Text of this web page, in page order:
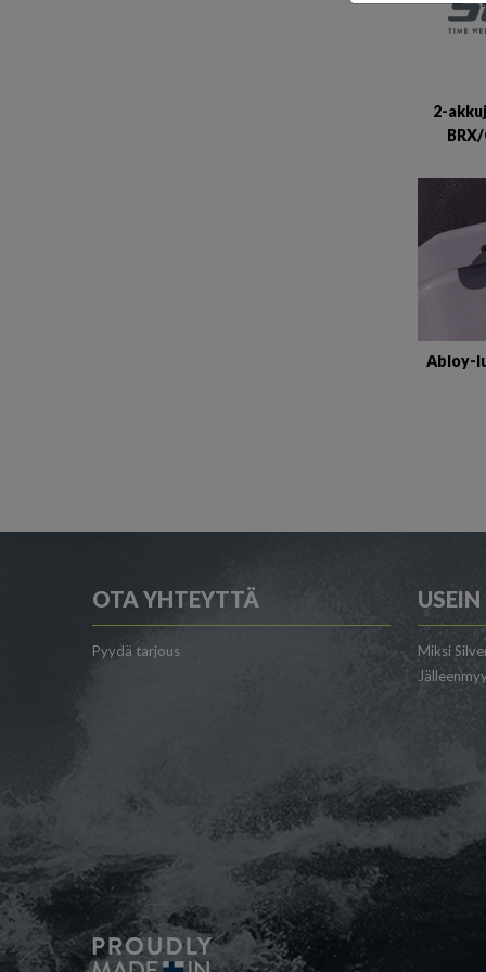
2-
Abloy-
OTA YHTEYTTÄ
Pyydä tarjous
Miksi